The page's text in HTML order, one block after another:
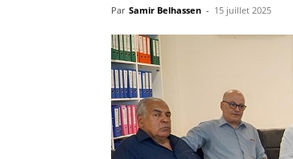
Par Samir Belhassen - 15 juillet 2025